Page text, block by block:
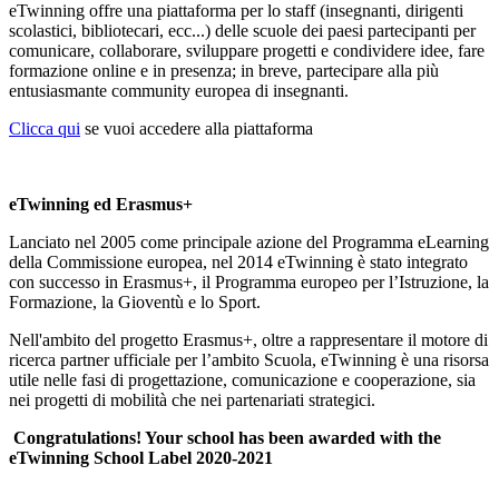
eTwinning offre una piattaforma per lo staff (insegnanti, dirigenti
scolastici, bibliotecari, ecc...) delle scuole dei paesi partecipanti per
comunicare, collaborare, sviluppare progetti e condividere idee, fare
formazione online e in presenza; in breve, partecipare alla più
entusiasmante community europea di insegnanti.
Clicca qui se vuoi accedere alla piattaforma
eTwinning ed Erasmus+
Lanciato nel 2005 come principale azione del Programma eLearning
della Commissione europea, nel 2014 eTwinning è stato integrato
con successo in Erasmus+, il Programma europeo per l’Istruzione, la
Formazione, la Gioventù e lo Sport.
Nell'ambito del progetto Erasmus+, oltre a rappresentare il motore di
ricerca partner ufficiale per l’ambito Scuola, eTwinning è una risorsa
utile nelle fasi di progettazione, comunicazione e cooperazione, sia
nei progetti di mobilità che nei partenariati strategici.
Congratulations! Your school has been awarded with the
eTwinning School Label 2020-2021